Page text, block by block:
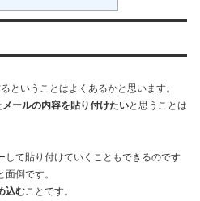
ということはよくあるかと思います。
ールの内容を貼り付けたいと思うことは
して貼り付けていくこともできるのです
倒です。
込むことです。